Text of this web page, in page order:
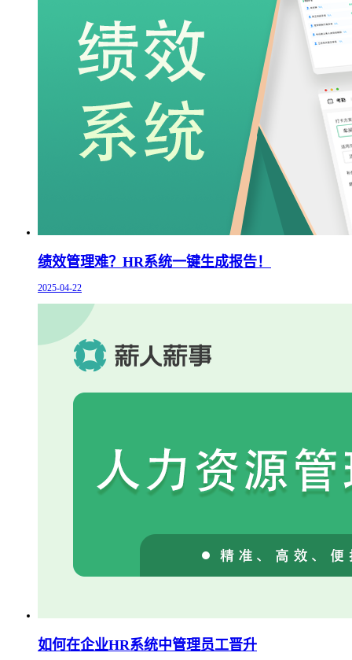
绩效管理难？HR系统一键生成报告！
2025-04-22
如何在企业HR系统中管理员工晋升